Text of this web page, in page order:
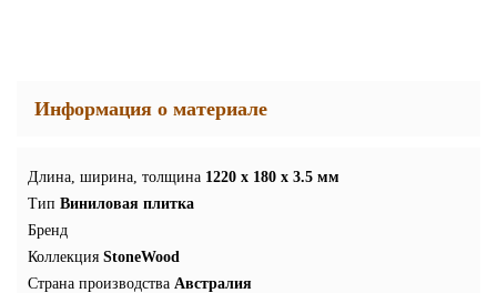
Информация о материале
Длина, ширина, толщина 1220 x 180 x 3.5 мм
Тип Виниловая плитка
Бренд
Коллекция StoneWood
Страна производства Австралия